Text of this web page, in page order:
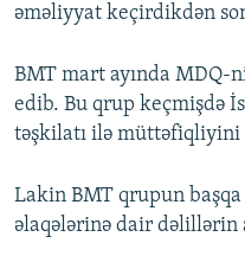
əməliyyat keçirdikdən
BMT mart ayında
edib. Bu qrup keçmişdə
təşkilatı ilə müttəfiqliyini
Lakin BMT qrupun
əlaqələrinə dair